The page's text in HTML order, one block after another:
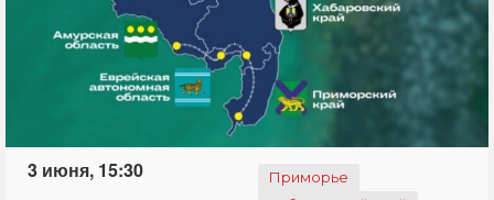
3 июня, 15:30
Приморье